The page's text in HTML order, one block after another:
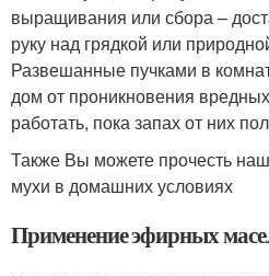
выращивания или сбора –
руку над грядкой или
Развешанные пучками в
дом от проникновения
работать, пока запах от них
Также Вы можете прочесть
мухи в домашних условиях
Применение эфирных